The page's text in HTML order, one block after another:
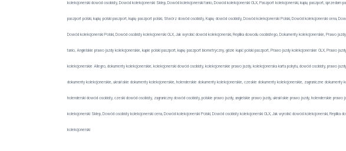
kolekcjonerski dowód osobisty, Dowód kolekcjonerski Sklep, Dowód kolekcjonerski tanio, Dowód kolekcjonerski OLX, Paszport kolekcjonerski, kupię paszport, sprzedam
paszport polski, kupię polski paszport, kupię paszport polski, Stwórz dowód osobisty, Kupię dowód osobisty, Dowód kolekcjonerski Polski, Dowód kolekcjonerski cena,
Dowód kolekcjonerski Polski, Dowód osobisty kolekcjonerski OLX, Jak wyrobić dowód kolekcjonerski, Replika dowodu osobistego, Dokumenty kolekcjonerskie, Prawo
tanio, Angielskie prawo jazdy kolekcjonerskie, kupie polski paszport, kupię paszport biometryczny, gdzie kupić polski paszport, Prawo jazdy kolekcjonerskie OLX, Prawo
kolekcjonerskie Allegro, dokumenty kolekcjonerskie, kolekcjonerski dowód osobisty, kolekcjonerskie prawo jazdy, kolekcjonerska karta pobytu, dowód osobisty, prawo
dokumenty kolekcjonerskie, ukraińskie dokumenty kolekcjonerskie, holenderskie dokumenty kolekcjonerskie, czeskie dokumenty kolekcjonerskie, zagraniczne dokumenty
holenderski dowód osobisty, czeski dowód osobisty, zagraniczny dowód osobisty, polskie prawo jazdy, angielskie prawo jazdy, ukraińskie prawo jazdy, holenderskie
kolekcjonerski Sklep, Dowód osobisty kolekcjonerski cena, Dowód kolekcjonerski Polski, Dowód osobisty kolekcjonerski OLX, Jak wyrobić dowód kolekcjonerski, Replika
kolekcjonerski